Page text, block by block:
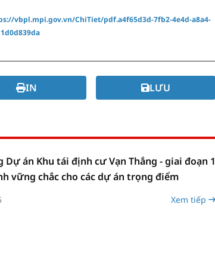
vbpl.mpi.gov.vn/ChiTiet/pdf.a4f65d3d-7fb2-4e4d-a8a4-
IN LƯU
Dự án Khu tái định cư Vạn Thắng - giai đoạn 1
vững chắc cho các dự án trọng điểm
Xem tiếp